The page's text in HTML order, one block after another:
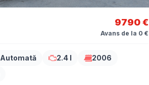
9790 €
Avans de la 0 €
Automată 2.4 l
2006